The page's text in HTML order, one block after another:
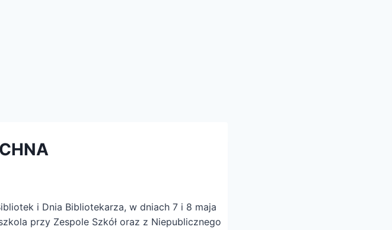
i Dnia Bibliotekarza, w dniach 7 i 8 maja
przy Zespole Szkół oraz z Niepublicznego